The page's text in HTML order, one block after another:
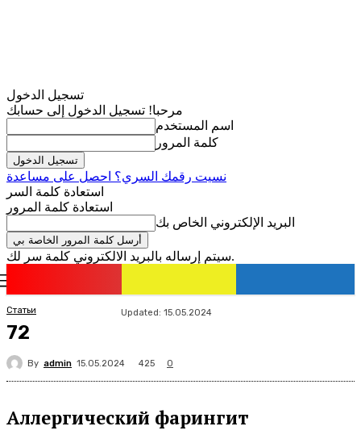
تسجيل الدخول
مرحبا! تسجيل الدخول إلى حسابك
اسم المستخدم
كلمة المرور
نسيت رقمك السري؟ احصل على مساعدة
استعادة كلمة السر
استعادة كلمة المرور
البريد الإلكتروني الخاص بك
سيتم إرساله بالبريد الالكتروني كلمة سر لك.
Статьи Updated: 15.05.2024
72
By admin 15.05.2024 425 0
Аллергический фарингит